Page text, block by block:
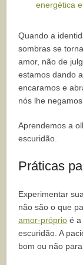
energética
Quando a
sombras se
amor, não de
estamos dando
encaramos e
nós lhe
Aprendemos a
escuridão.
Práticas
Experimentar
não são o que
amor-próprio é a
escuridão. A
bom ou não